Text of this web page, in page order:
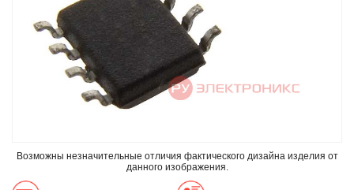
Возможны незначительные отличия фактического дизайна изделия от
данного изображения.